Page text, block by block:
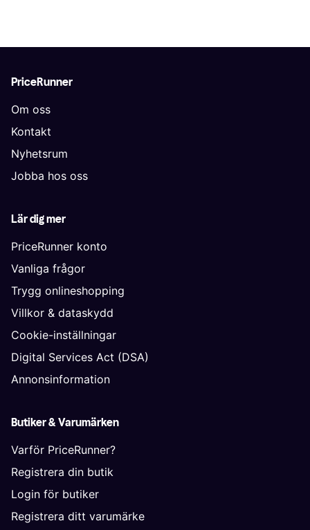
PriceRunner
Om oss
Kontakt
Nyhetsrum
Jobba hos oss
Lär dig mer
PriceRunner konto
Vanliga frågor
Trygg onlineshopping
Villkor & dataskydd
Cookie-inställningar
Digital Services Act (DSA)
Annonsinformation
Butiker & Varumärken
Varför PriceRunner?
Registrera din butik
Login för butiker
Registrera ditt varumärke